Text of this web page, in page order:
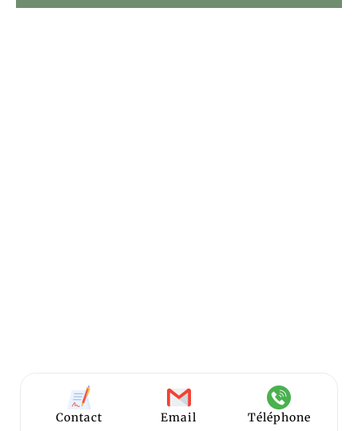
Contact Email Téléphone